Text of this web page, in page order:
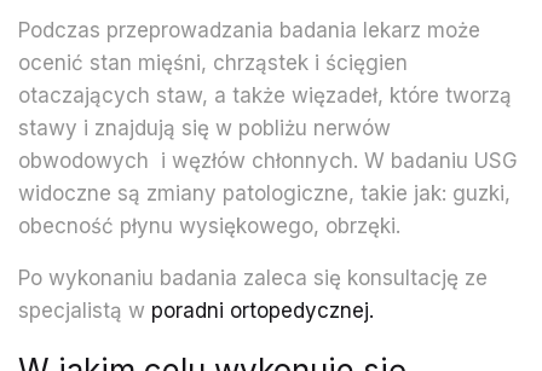
Podczas przeprowadzania badania lekarz może
ocenić stan mięśni, chrząstek i ścięgien
otaczających staw, a także więzadeł, które tworzą
stawy i znajdują się w pobliżu nerwów
obwodowych i węzłów chłonnych. W badaniu USG
widoczne są zmiany patologiczne, takie jak: guzki,
obecność płynu wysiękowego, obrzęki.
Po wykonaniu badania zaleca się konsultację ze
specjalistą w poradni ortopedycznej.